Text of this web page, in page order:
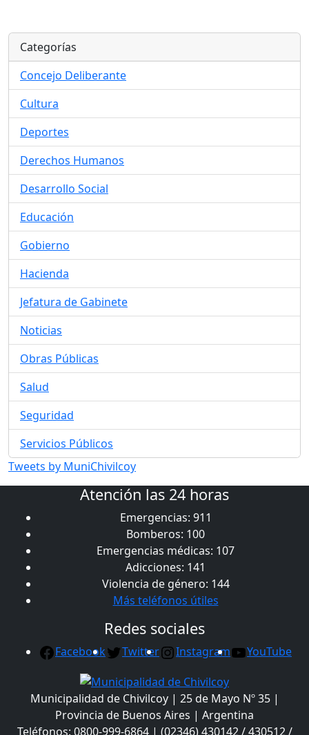
Categorías
Concejo Deliberante
Cultura
Deportes
Derechos Humanos
Desarrollo Social
Educación
Gobierno
Hacienda
Jefatura de Gabinete
Noticias
Obras Públicas
Salud
Seguridad
Servicios Públicos
Tweets by MuniChivilcoy
Atención las 24 horas
Emergencias: 911
Bomberos: 100
Emergencias médicas: 107
Adicciones: 141
Violencia de género: 144
Más teléfonos útiles
Redes sociales
Facebook Twitter Instagram YouTube
Municipalidad de Chivilcoy | 25 de Mayo Nº 35 |
Provincia de Buenos Aires | Argentina
Teléfonos: 0800-999-6864 | (02346) 430142 / 430512 /